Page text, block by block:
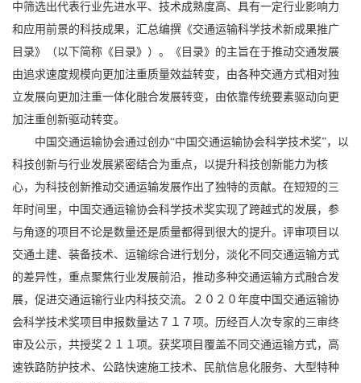
中筛选出代表行业先进水平、技术成熟度高、具有一定行业影响力
和应用前景的科技成果，汇总编撰《交通运输科学技术新成果推广
目录》（以下简称《目录》）。《目录》的主旨在于推动交通发展
由追求速度规模向更加注重质量效益转变，由各种交通方式相对独
立发展向更加注重一体化融合发展转变，由依靠传统要素驱动向更
加注重创新驱动转变。
中国交通运输协会通过创办“中国交通运输协会科学技术奖”，以
科技创新与行业发展紧密结合为重点，以提升科技创新能力为核
心，为科技创新推动交通运输发展作出了独特的贡献。在短短的三
年时间里，中国交通运输协会科学技术奖实现了跨越式的发展，参
与角逐的项目不论是数量还是质量都得到很大的提升。评审项目以
交通土建、装备技术、运输综合进行划分，淡化不同交通运输方式
的差异性，重点聚焦行业发展前沿，推动多种交通运输方式融合发
展，促进交通运输行业内科技交流。２０２０年度中国交通运输协
会科学技术奖项目申报数量达７１７项。历经百人次专家的三审终
审及公示，共授奖２１１项。获奖项目覆盖不同交通运输方式，高
速铁路防护技术、公路快速施工技术、民航信息化服务、大型特种